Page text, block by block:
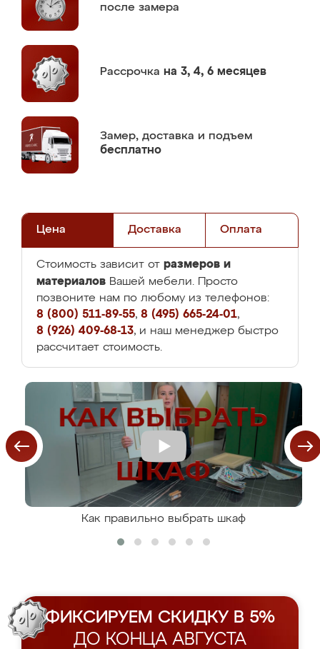
после замера
Рассрочка на 3, 4, 6 месяцев
Замер, доставка и подъем
бесплатно
Цена Доставка Оплата
Стоимость зависит от размеров и
материалов Вашей мебели. Просто
позвоните нам по любому из телефонов:
8 (800) 511-89-55, 8 (495) 665-24-01,
8 (926) 409-68-13, и наш менеджер быстро
рассчитает стоимость.
Как правильно выбрать шкаф
ФИКСИРУЕМ СКИДКУ В 5%
ДО КОНЦА АВГУСТА